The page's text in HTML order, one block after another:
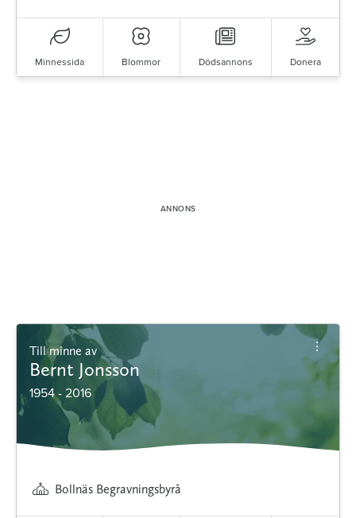
Minnessida Blommor Dödsannons Donera
Till minne av
Bernt Jonsson
1954 - 2016
Bollnäs Begravningsbyrå